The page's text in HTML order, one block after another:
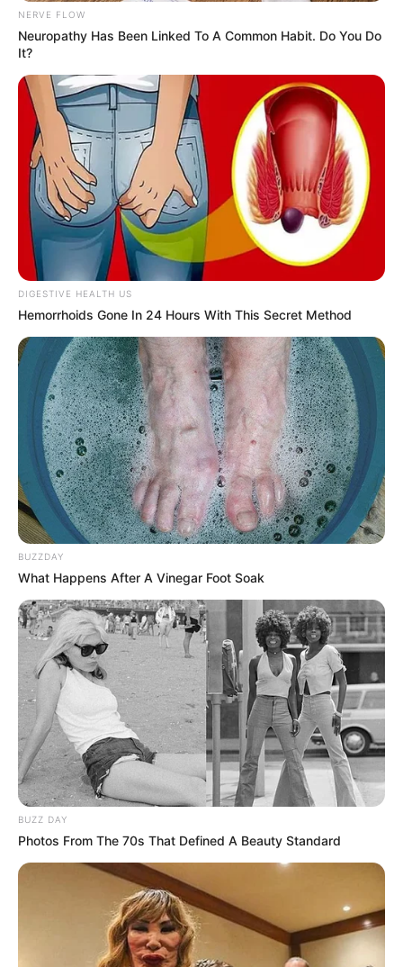
NERVE FLOW
Neuropathy Has Been Linked To A Common Habit. Do You Do
It?
DIGESTIVE HEALTH US
Hemorrhoids Gone In 24 Hours With This Secret Method
BUZZDAY
What Happens After A Vinegar Foot Soak
BUZZ DAY
Photos From The 70s That Defined A Beauty Standard